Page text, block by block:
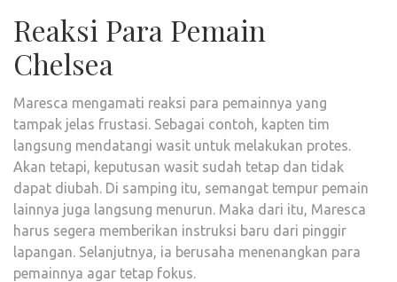
Reaksi Para Pemain
Chelsea
Maresca mengamati reaksi para pemainnya yang
tampak jelas frustasi. Sebagai contoh, kapten tim
langsung mendatangi wasit untuk melakukan protes.
Akan tetapi, keputusan wasit sudah tetap dan tidak
dapat diubah. Di samping itu, semangat tempur pemain
lainnya juga langsung menurun. Maka dari itu, Maresca
harus segera memberikan instruksi baru dari pinggir
lapangan. Selanjutnya, ia berusaha menenangkan para
pemainnya agar tetap fokus.